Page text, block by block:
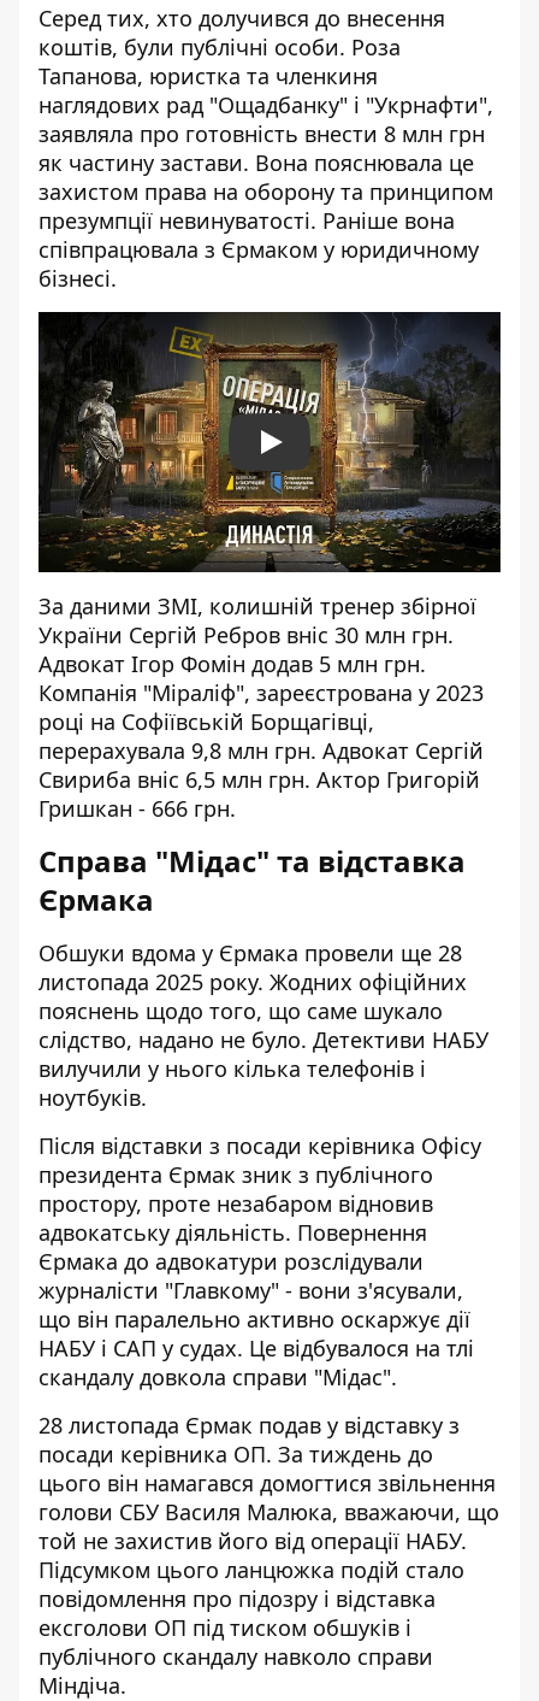
Серед тих, хто долучився до внесення
коштів, були публічні особи. Роза
Тапанова, юристка та членкиня
наглядових рад "Ощадбанку" і "Укрнафти",
заявляла про готовність внести 8 млн грн
як частину застави. Вона пояснювала це
захистом права на оборону та принципом
презумпції невинуватості. Раніше вона
співпрацювала з Єрмаком у юридичному
бізнесі.
Play
За даними ЗМІ, колишній тренер збірної
України Сергій Ребров вніс 30 млн грн.
Адвокат Ігор Фомін додав 5 млн грн.
Компанія "Міраліф", зареєстрована у 2023
році на Софіївській Борщагівці,
перерахувала 9,8 млн грн. Адвокат Сергій
Свириба вніс 6,5 млн грн. Актор Григорій
Гришкан - 666 грн.
Справа "Мідас" та відставка
Єрмака
Обшуки вдома у Єрмака провели ще 28
листопада 2025 року. Жодних офіційних
пояснень щодо того, що саме шукало
слідство, надано не було. Детективи НАБУ
вилучили у нього кілька телефонів і
ноутбуків.
Після відставки з посади керівника Офісу
президента Єрмак зник з публічного
простору, проте незабаром відновив
адвокатську діяльність. Повернення
Єрмака до адвокатури розслідували
журналісти "Главкому" - вони з'ясували,
що він паралельно активно оскаржує дії
НАБУ і САП у судах. Це відбувалося на тлі
скандалу довкола справи "Мідас".
28 листопада Єрмак подав у відставку з
посади керівника ОП. За тиждень до
цього він намагався домогтися звільнення
голови СБУ Василя Малюка, вважаючи, що
той не захистив його від операції НАБУ.
Підсумком цього ланцюжка подій стало
повідомлення про підозру і відставка
ексголови ОП під тиском обшуків і
публічного скандалу навколо справи
Міндіча.